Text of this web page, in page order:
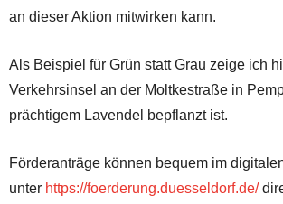
an dieser Aktion mitwirken kann.
Als Beispiel für Grün statt Grau zeige ich
Verkehrsinsel an der Moltkestraße in
prächtigem Lavendel bepflanzt ist.
Förderanträge können bequem im
unter https://foerderung.duesseldorf.de/